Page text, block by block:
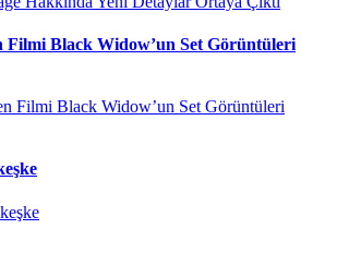
Filmi Black Widow’un Set Görüntüleri